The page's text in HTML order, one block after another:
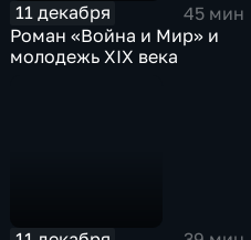
11 декабря
45 мин
Роман «Война и Мир» и
молодежь XIX века